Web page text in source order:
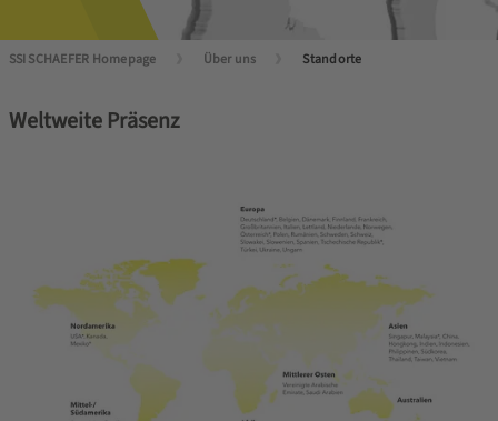
SSI SCHAEFER Homepage Über uns Standorte
Weltweite Präsenz